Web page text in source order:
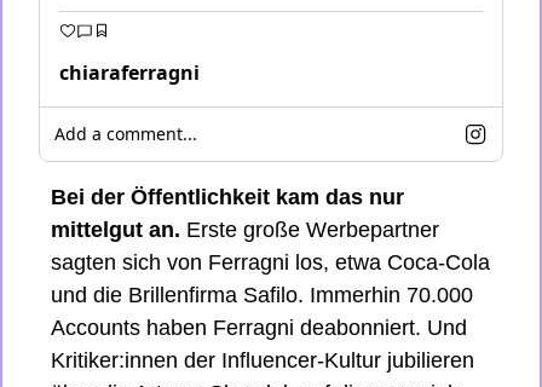
chiaraferragni
Add a comment...
Bei der Öffentlichkeit kam das nur
mittelgut an. Erste große Werbepartner
sagten sich von Ferragni los, etwa Coca-Cola
und die Brillenfirma Safilo. Immerhin 70.000
Accounts haben Ferragni deabonniert. Und
Kritiker:innen der Influencer-Kultur jubilieren